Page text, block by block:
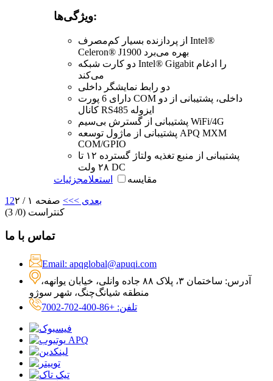
ویژگی‌ها:
از پردازنده بسیار کم‌مصرف Intel®
Celeron® J1900 بهره می‌برد
دو کارت شبکه Intel® Gigabit را ادغام
می‌کند
دو رابط نمایشگر داخلی
دارای 6 پورت COM داخلی، پشتیبانی از دو
کانال RS485 ایزوله
پشتیبانی از گسترش بی‌سیم WiFi/4G
پشتیبانی از ماژول توسعه APQ MXM
COM/GPIO
پشتیبانی از منبع تغذیه ولتاژ گسترده ۱۲ تا
۲۸ ولت DC
مقایسه
استعلامجزئیات
1 2 بعدی >>> صفحه ۱ / ۲
کنتراست (0
/ 3)
تماس با ما
Email: apqglobal@apuqi.com
آدرس: ساختمان ۳، پلاک ۸۸ جاده وانلی، خیابان یوانهه،
منطقه شیانگ‌چنگ، شهر سوژو
تلفن: +86-400-702-7002